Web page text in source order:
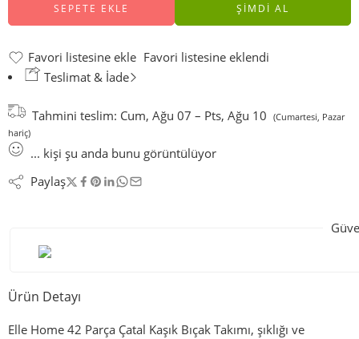
SEPETE EKLE ŞIMDI AL
Favori listesine ekle Favori listesine eklendi
Teslimat & İade
Tahmini teslim: Cum, Ağu 07 – Pts, Ağu 10 (Cumartesi, Pazar
hariç)
... kişi şu anda bunu görüntülüyor
Paylaş
Ürün Detayı
Elle Home 42 Parça Çatal Kaşık Bıçak Takımı, şıklığı ve